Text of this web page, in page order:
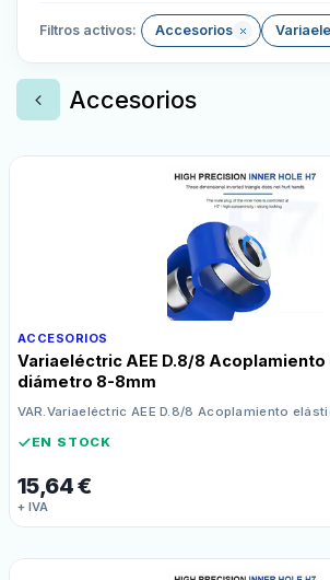
Filtros activos: Accesorios
Accesorios
ACCESORIOS
Variaeléctric AEE D.8/8
diámetro 8-8mm
VAR.Variaeléctric AEE D.8/8 Acoplamiento
EN STOCK
15,64€
+ IVA